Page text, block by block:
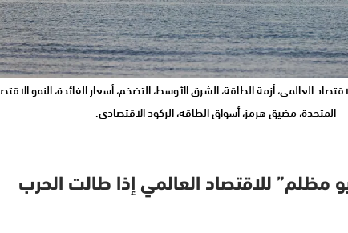
العالمي، أزمة الطاقة، الشرق الأوسط، التضخم، أسعار الفائدة، النمو
المتحدة، مضيق هرمز، أسواق الطاقة، الركود الاقتصادي.
مظلم” للاقتصاد العالمي إذا طالت الحرب